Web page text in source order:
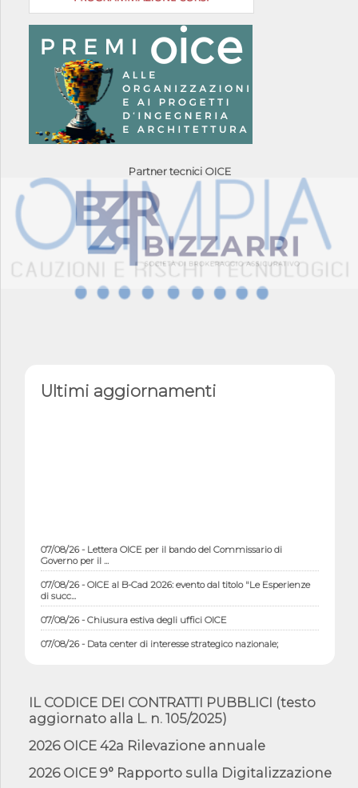
Partner tecnici OICE
Ultimi aggiornamenti
07/08/26 - Lettera OICE per il bando del Commissario di
Governo per il ...
07/08/26 - OICE al B-Cad 2026: evento dal titolo "Le Esperienze
di succ...
07/08/26 - Chiusura estiva degli uffici OICE
07/08/26 - Data center di interesse strategico nazionale;
interventi pe...
07/08/26 - Ponte sullo Stretto di Messina: deliberata la
sussistenza di...
07/08/26 - Tunnel Brennero, dal Cipess via libera al quinto lotto
06/08/26 - Istat, produzione industriale in calo dell'1% a giugno,
IL CODICE DEI CONTRATTI PUBBLICI (testo
aggiornato alla L. n. 105/2025)
2026 OICE 42a Rilevazione annuale
2026 OICE 9° Rapporto sulla Digitalizzazione